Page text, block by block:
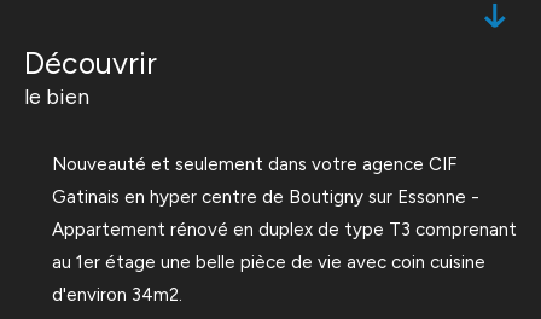
découvrir
le bien
Nouveauté et seulement dans votre agence CIF
Gatinais en hyper centre de Boutigny sur Essonne -
Appartement rénové en duplex de type T3 comprenant
au 1er étage une belle pièce de vie avec coin cuisine
d'environ 34m2.